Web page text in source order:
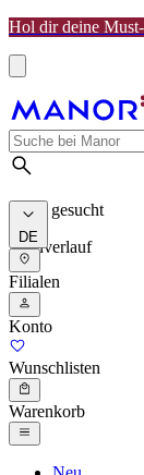
Hol dir deine
Meist gesucht
Suchverlauf
DE
Filialen
Konto
Wunschlisten
Warenkorb